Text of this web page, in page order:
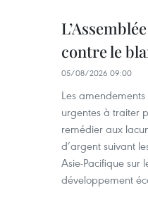
contre le
05/08/2026 09:00
Les
urgentes à traiter
remédier aux
d’argent suivant
Asie-Pacifique
développement